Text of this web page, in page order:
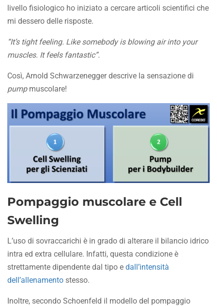
livello fisiologico ho iniziato a cercare articoli scientifici che
mi dessero delle risposte.
“It’s tight feeling. Like somebody is blowing air into your
muscles. It feels fantastic”.
Così, Arnold Schwarzenegger descrive la sensazione di
pumpmuscolare!
Pompaggio muscolare e Cell
Swelling
L’uso di sovraccarichi è in grado di alterare il bilancio idrico
intra ed extra cellulare. Infatti, questa condizione è
strettamente dipendente dal tipo e dall’intensità
dell’allenamento stesso.
Inoltre, secondo Schoenfeld il modello del pompaggio